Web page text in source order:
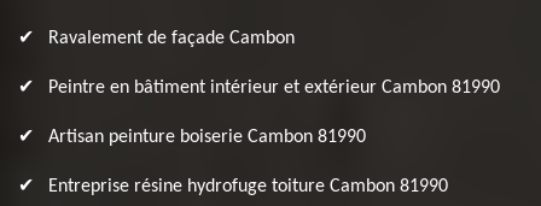
Ravalement de façade Cambon
Peintre en bâtiment intérieur et extérieur Cambon 81990
Artisan peinture boiserie Cambon 81990
Entreprise résine hydrofuge toiture Cambon 81990